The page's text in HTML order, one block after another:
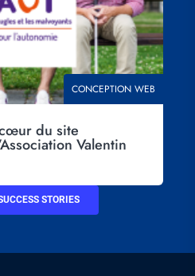
THÉMATIQUE
CONCEPTION WEB
cœur du site
Valentin
STORIES